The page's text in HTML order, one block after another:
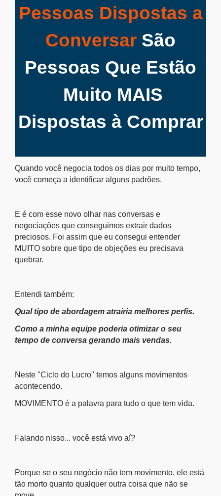
Pessoas Dispostas a
Conversar São
Pessoas Que Estão
Muito MAIS
Dispostas à Comprar
Quando você negocia todos os dias por muito tempo,
você começa a identificar alguns padrões.
E é com esse novo olhar nas conversas e
negociações que conseguimos extrair dados
preciosos. Foi assim que eu consegui entender
MUITO sobre que tipo de objeções eu precisava
quebrar.
Entendi também:
Qual tipo de abordagem atrairia melhores perfis.
Como a minha equipe poderia otimizar o seu
tempo de conversa gerando mais vendas.
Neste "Ciclo do Lucro" temos alguns movimentos
acontecendo.
MOVIMENTO é a palavra para tudo o que tem vida.
Falando nisso... você está vivo aí?
Porque se o seu negócio não tem movimento, ele está
tão morto quanto qualquer outra coisa que não se